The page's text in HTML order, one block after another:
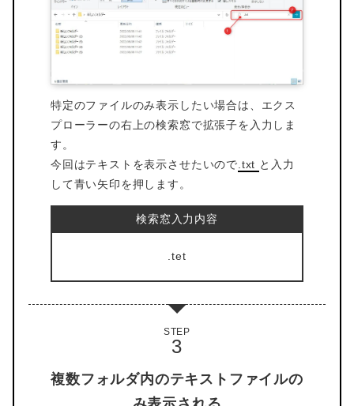
特定のファイルのみ表示したい場合は、エクス
プローラーの右上の検索窓で拡張子を入力しま
す。
今回はテキストを表示させたいので .txt と入力
して青い矢印を押します。
検索窓入力内容
.tet
STEP
複数フォルダ内のテキストファイルの